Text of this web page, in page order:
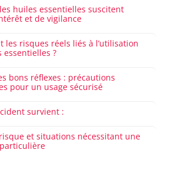
huiles essentielles suscitent
et de vigilance
les risques réels liés à l’utilisation
essentielles ?
bons réflexes : précautions
pour un usage sécurisé
survient :
et situations nécessitant une